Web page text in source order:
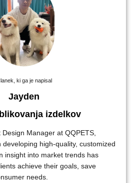
ki ga je napisal
Jayden
izdelkov
Manager at QQPETS,
high-quality, customized
insight into market trends has
achieve their goals, save
needs.